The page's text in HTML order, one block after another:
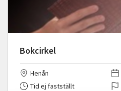
Bokcirkel
Henån
Tid ej fastställt